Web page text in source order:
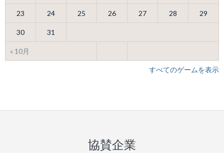
« 10月
23 24 25 26 27 28 29
30 31
すべてのゲームを表示
協賛企業